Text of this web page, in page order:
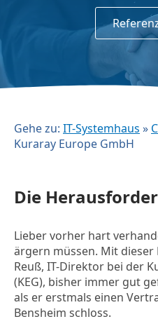
Gehe zu: IT-Systemhaus »
Kuraray Europe GmbH
Die
Lieber vorher hart
ärgern müssen. Mit dieser
Reuß, IT-Direktor bei der
(KEG), bisher immer gut
als er erstmals einen
Bensheim schloss.